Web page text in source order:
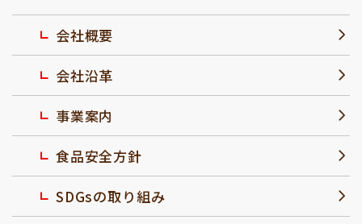
会社概要
会社沿革
事業案内
食品安全方針
SDGsの取り組み